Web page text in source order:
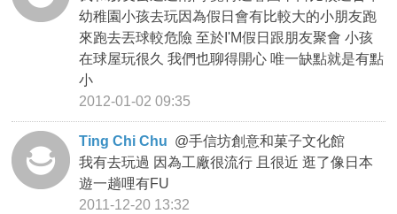
幼稚園小孩去玩因為假日會有比較大的小朋友跑
來跑去丟球較危險 至於I'M假日跟朋友聚會 小孩
在球屋玩很久 我們也聊得開心 唯一缺點就是有點
小
2012-01-02 09:35
Ting Chi Chu @手信坊創意和菓子文化館
我有去玩過 因為工廠很流行 且很近 逛了像日本
遊一趟哩有FU
2011-12-20 13:32